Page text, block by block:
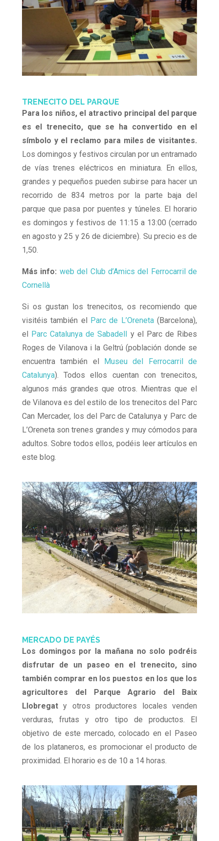
TRENECITO DEL PARQUE
Para los niños, el atractivo principal del parque
es el trenecito, que se ha convertido en el
símbolo y el reclamo para miles de visitantes.
Los domingos y festivos circulan por un entramado
de vías trenes eléctricos en miniatura. En ellos,
grandes y pequeños pueden subirse para hacer un
recorrido de 834 metros por la parte baja del
parque que pasa por puentes y túneles. El horario
es domingos y festivos de 11:15 a 13:00 (cerrado
en agosto y 25 y 26 de diciembre). Su precio es de
1,50.
Más info: web del Club d’Amics del Ferrocarril de
Cornellà
Si os gustan los trenecitos, os recomiendo que
visitéis también el
Parc de L’Oreneta(Barcelona),
el
Parc Catalunya de Sabadell
y el Parc de Ribes
Roges de Vilanova i la Geltrú (población donde se
encuentra también el
Museu del Ferrocarril de
Catalunya). Todos ellos cuentan con trenecitos,
algunos más grandes que otros. Mientras que el
de Vilanova es del estilo de los trenecitos del Parc
Can Mercader, los del Parc de Catalunya y Parc de
L’Oreneta son trenes grandes y muy cómodos para
adultos. Sobre todos ellos, podéis leer artículos en
este blog.
MERCADO DE PAYÉS
Los domingos por la mañana no solo podréis
disfrutar de un paseo en el trenecito, sino
también comprar en los puestos en los que los
agricultores del Parque Agrario del Baix
Llobregaty otros productores locales venden
verduras, frutas y otro tipo de productos. El
objetivo de este mercado, colocado en el Paseo
de los plataneros, es promocionar el producto de
proximidad. El horario es de 10 a 14 horas.